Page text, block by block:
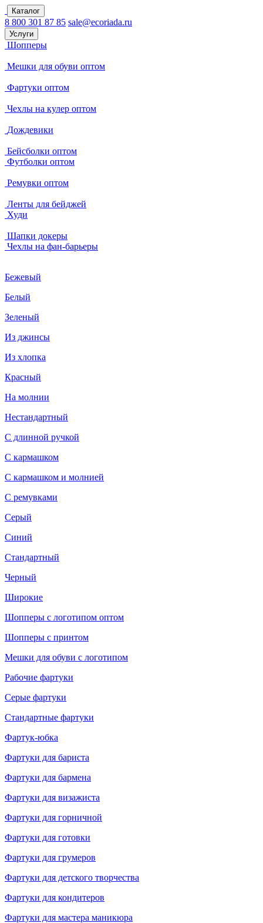
Каталог
8 800 301 87 85 sale@ecoriada.ru
Услуги
Шопперы
Мешки для обуви оптом
Фартуки оптом
Чехлы на кулер оптом
Дождевики
Бейсболки оптом
Футболки оптом
Ремувки оптом
Ленты для бейджей
Худи
Шапки докеры
Чехлы на фан-барьеры
Бежевый
Белый
Зеленый
Из джинсы
Из хлопка
Красный
На молнии
Нестандартный
С длинной ручкой
С кармашком
С кармашком и молнией
С ремувками
Серый
Синий
Стандартный
Черный
Широкие
Шопперы с логотипом оптом
Шопперы с принтом
Мешки для обуви с логотипом
Рабочие фартуки
Серые фартуки
Стандартные фартуки
Фартук-юбка
Фартуки для бариста
Фартуки для бармена
Фартуки для визажиста
Фартуки для горничной
Фартуки для готовки
Фартуки для грумеров
Фартуки для детского творчества
Фартуки для кондитеров
Фартуки для мастера маникюра